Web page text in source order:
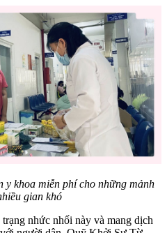
y khoa miễn phí cho những mảnh
gian khó
nhức nhối này và mang dịch